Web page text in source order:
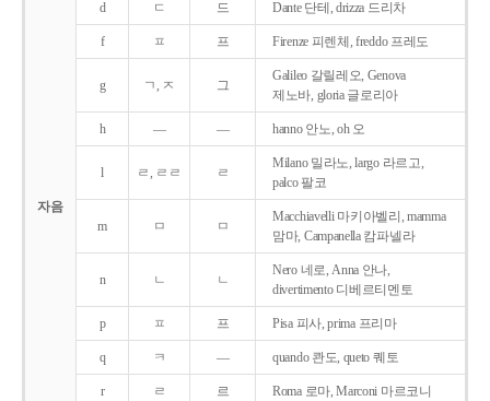
자음
d ㄷ 드 Dante 단테, drizza 드리차
f ㅍ 프 Firenze 피렌체, freddo 프레도
g ㄱ, ㅈ 그
Galileo 갈릴레오, Genova
제노바, gloria 글로리아
h ― ― hanno 안노, oh 오
l ㄹ, ㄹㄹ ㄹ
Milano 밀라노, largo 라르고,
palco 팔코
m ㅁ ㅁ
Macchiavelli 마키아벨리, mamma
맘마, Campanella 캄파넬라
n ㄴ ㄴ
Nero 네로, Anna 안나,
divertimento 디베르티멘토
p ㅍ 프 Pisa 피사, prima 프리마
q ㅋ ― quando 콴도, queto 퀘토
r ㄹ 르 Roma 로마, Marconi 마르코니